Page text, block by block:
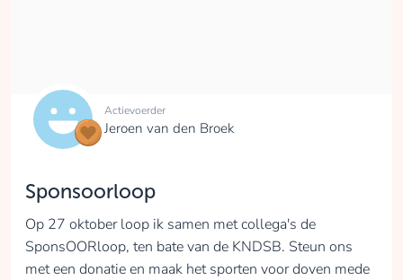
Actievoerder
Jeroen van den Broek
Sponsoorloop
Op 27 oktober loop ik samen met collega's de
SponsOORloop, ten bate van de KNDSB. Steun ons
met een donatie en maak het sporten voor doven mede